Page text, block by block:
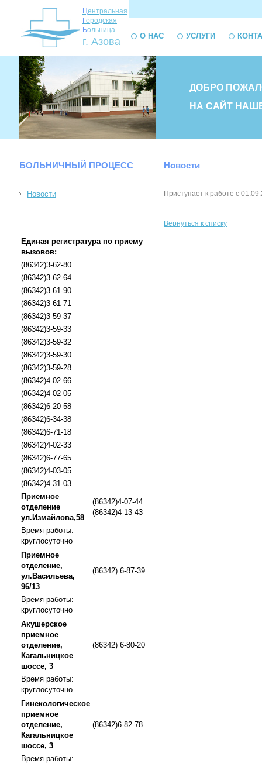
Центральная
Городская
Больница
г. Азова О НАС УСЛУГИ
ДОБРО
НА САЙТ
БОЛЬНИЧНЫЙ ПРОЦЕСС
Новости
Единая регистратура по приему
вызовов:
(86342)3-62-80
(86342)3-62-64
(86342)3-61-90
(86342)3-61-71
(86342)3-59-37
(86342)3-59-33
(86342)3-59-32
(86342)3-59-30
(86342)3-59-28
(86342)4-02-66
(86342)4-02-05
(86342)6-20-58
(86342)6-34-38
(86342)6-71-18
(86342)4-02-33
(86342)6-77-65
(86342)4-03-05
(86342)4-31-03
Приемное
отделение
ул.Измайлова,58
(86342)4-07-44
(86342)4-13-43
Время работы:
круглосуточно
Приемное
отделение,
ул.Васильева,
96/13
(86342) 6-87-39
Время работы:
круглосуточно
Акушерское
приемное
отделение,
Кагальницкое
шоссе, 3
(86342) 6-80-20
Время работы:
круглосуточно
Гинекологическое
приемное
отделение,
Кагальницкое
шоссе, 3
(86342)6-82-78
Время работы:
Новости
Приступает к работе с
Вернуться к списку